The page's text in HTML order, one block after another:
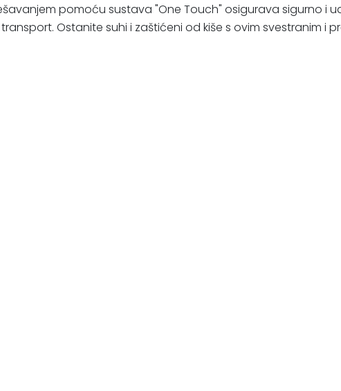
pomoću sustava "One Touch" osigurava sigurno i
Ostanite suhi i zaštićeni od kiše s ovim svestranim i